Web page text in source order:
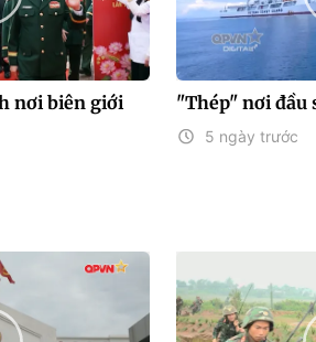
nơi biên giới "Thép" nơi đầu
5 ngày trước